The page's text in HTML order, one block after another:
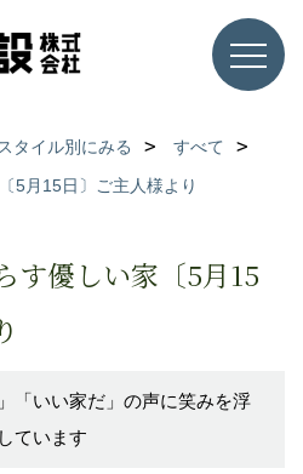
スタイル別にみる
すべて
5月15日〕ご主人様より
す優しい家〔5月15
「いい家だ」の声に笑みを浮
ています